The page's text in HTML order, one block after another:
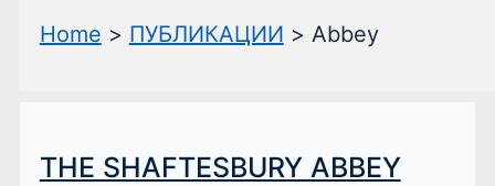
Home ПУБЛИКАЦИИ Abbey
THE SHAFTESBURY ABBEY